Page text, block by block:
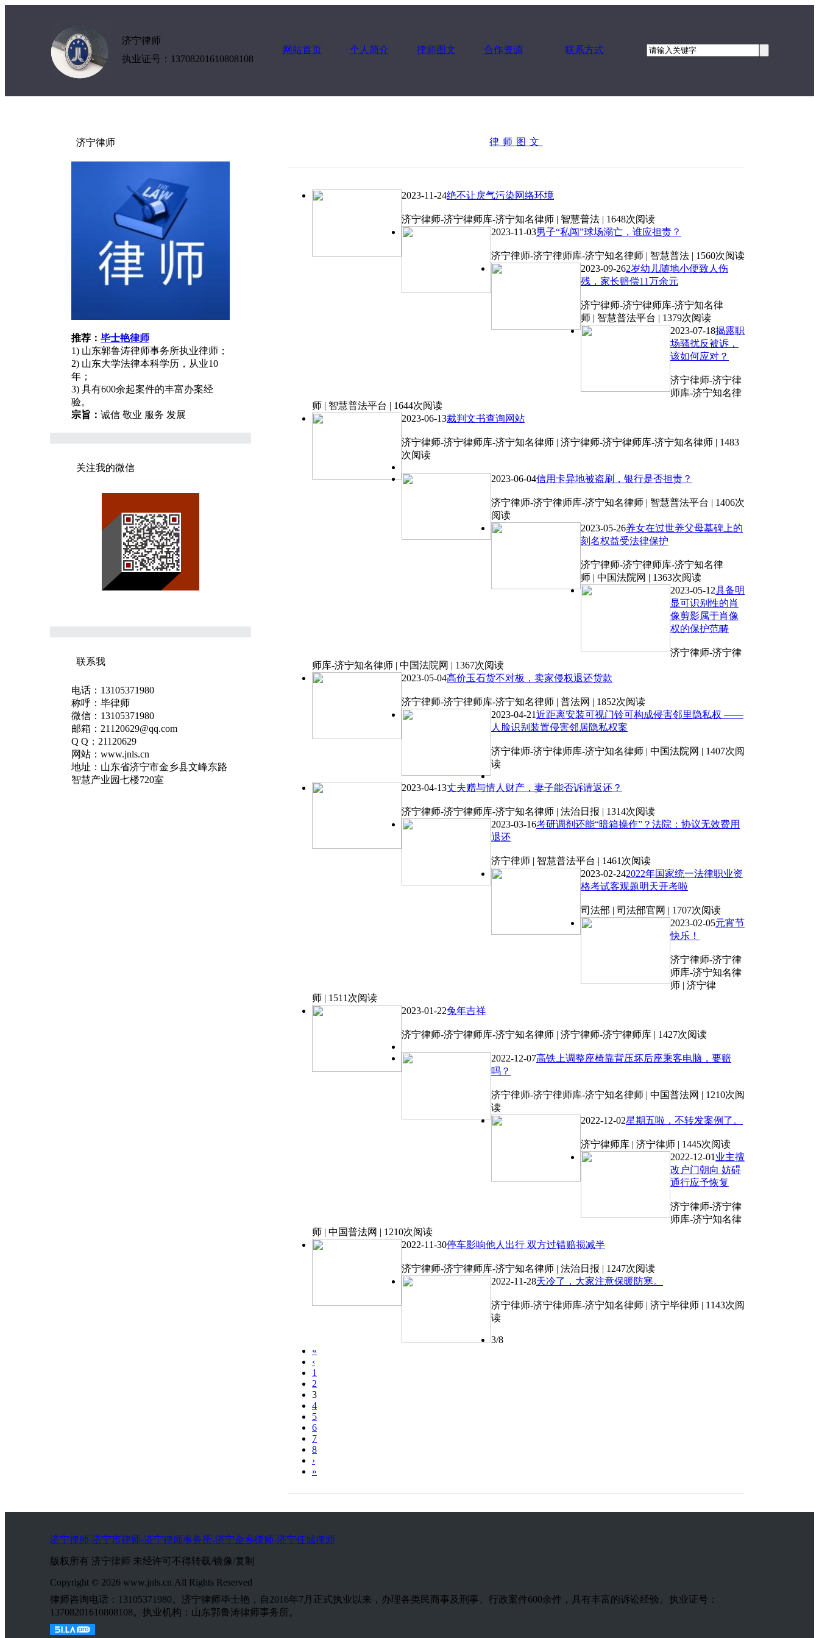
济宁律师
执业证号：13708201610808108
网站首页 个人简介 律师图文 合作资源 联系方式
济宁律师
推荐： 毕士艳律师
1) 山东郭鲁涛律师事务所执业律师；
2) 山东大学法律本科学历，从业10
年；
3) 具有600余起案件的丰富办案经
验。
宗旨： 诚信 敬业 服务 发展
关注我的微信
联系我
电话：13105371980
称呼：毕律师
微信：13105371980
邮箱：21120629@qq.com
Q Q：21120629
网站：www.jnls.cn
地址：山东省济宁市金乡县文峰东路
智慧产业园七楼720室
律师图文
2023-11-24绝不让戾气污染网络环境
济宁律师-济宁律师库-济宁知名律师 | 智慧普法 | 1648次阅读
2023-11-03男子“私闯”球场溺亡，谁应担责？
济宁律师-济宁律师库-济宁知名律师 | 智慧普法 | 1560次阅读
2023-09-262岁幼儿随地小便致人伤
残，家长赔偿11万余元
济宁律师-济宁律师库-济宁知名律
师 | 智慧普法平台 | 1379次阅读
2023-07-18揭露职
场骚扰反被诉，
该如何应对？
济宁律师-济宁律
师库-济宁知名律
师 | 智慧普法平台 | 1644次阅读
2023-06-13裁判文书查询网站
济宁律师-济宁律师库-济宁知名律师 | 济宁律师-济宁律师库-济宁知名律师 | 1483
次阅读
2023-06-04信用卡异地被盗刷，银行是否担责？
济宁律师-济宁律师库-济宁知名律师 | 智慧普法平台 | 1406次
阅读
2023-05-26养女在过世养父母墓碑上的
刻名权益受法律保护
济宁律师-济宁律师库-济宁知名律
师 | 中国法院网 | 1363次阅读
2023-05-12具备明
显可识别性的肖
像剪影属于肖像
权的保护范畴
济宁律师-济宁律
师库-济宁知名律师 | 中国法院网 | 1367次阅读
2023-05-04高价玉石货不对板，卖家侵权退还货款
济宁律师-济宁律师库-济宁知名律师 | 普法网 | 1852次阅读
2023-04-21近距离安装可视门铃可构成侵害邻里隐私权 ——
人脸识别装置侵害邻居隐私权案
济宁律师-济宁律师库-济宁知名律师 | 中国法院网 | 1407次阅
读
2023-04-13丈夫赠与情人财产，妻子能否诉请返还？
济宁律师-济宁律师库-济宁知名律师 | 法治日报 | 1314次阅读
2023-03-16考研调剂还能“暗箱操作”？法院：协议无效费用
退还
济宁律师 | 智慧普法平台 | 1461次阅读
2023-02-242022年国家统一法律职业资
格考试客观题明天开考啦
司法部 | 司法部官网 | 1707次阅读
2023-02-05元宵节
快乐！
济宁律师-济宁律
师库-济宁知名律
师 | 济宁律
师 | 1511次阅读
2023-01-22兔年吉祥
济宁律师-济宁律师库-济宁知名律师 | 济宁律师-济宁律师库 | 1427次阅读
2022-12-07高铁上调整座椅靠背压坏后座乘客电脑，要赔
吗？
济宁律师-济宁律师库-济宁知名律师 | 中国普法网 | 1210次阅
读
2022-12-02星期五啦，不转发案例了。
济宁律师库 | 济宁律师 | 1445次阅读
2022-12-01 业主擅
改户门朝向 妨碍
通行应予恢复
济宁律师-济宁律
师库-济宁知名律
师 | 中国普法网 | 1210次阅读
2022-11-30停车影响他人出行 双方过错赔损减半
济宁律师-济宁律师库-济宁知名律师 | 法治日报 | 1247次阅读
2022-11-28天冷了，大家注意保暖防寒。
济宁律师-济宁律师库-济宁知名律师 | 济宁毕律师 | 1143次阅
读
3/8
«
‹
1
2
3
4
5
6
7
8
›
»
济宁律师-济宁市律师-济宁律师事务所-济宁金乡律师-济宁任城律师
版权所有 济宁律师 未经许可不得转载/镜像/复制
Copyright © 2026 www.jnls.cn All Rights Reserved
律师咨询电话：13105371980。济宁律师毕士艳，自2016年7月正式执业以来，办理各类民商事及刑事、行政案件600余件，具有丰富的诉讼经验。执业证号：
13708201610808108。执业机构：山东郭鲁涛律师事务所。